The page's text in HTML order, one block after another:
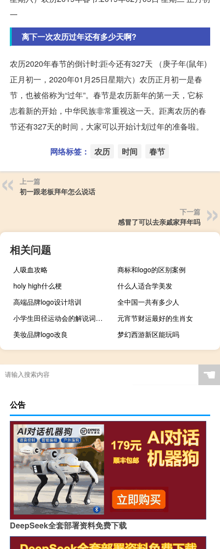
一
离下一次农历过年还有多少天啊?
农历2020年春节的倒计时:距今还有327天 （庚子年(鼠年)
正月初一，2020年01月25日星期六）农历正月初一是春
节，也被俗称为“过年”。春节是农历新年的第一天，它标
志着新的开始，中华民族非常重视这一天。距离农历的春
节还有327天的时间，大家可以开始计划过年的准备啦。
网络标签： 农历 时间 春节
上一篇
初一跟老板拜年怎么说话
下一篇
感冒了可以去亲戚家拜年吗
相关问题
人吸血攻略
商标和logo的区别案例
holy high什么梗
什么人适合学美发
高端品牌logo设计培训
全中国一共有多少人
小学生田径运动会的解说词语（小学生田径运动会的解说词）
元宵节财运最好的生肖女
美妆品牌logo改良
梦幻西游新区能玩吗
☚
公告
DeepSeek全套部署资料免费下载